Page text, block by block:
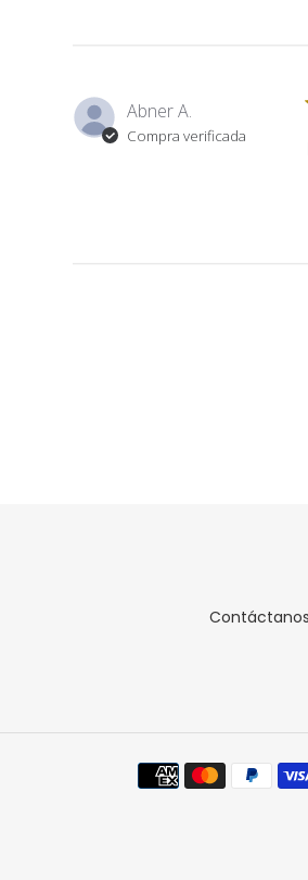
Abner A.
Compra verificada
Contáctanos
Métodos
de